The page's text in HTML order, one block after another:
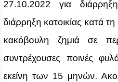
27.10.2022 για
διάρρηξη κατοικίας κατά τη
κακόβουλη ζημιά σε
συντρέχουσες ποινές
εκείνη των 15 μηνών.